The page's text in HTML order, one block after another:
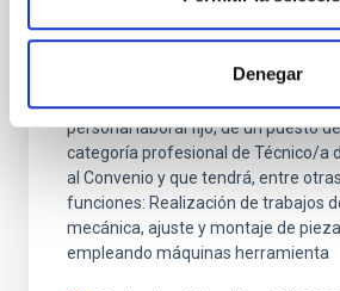
Denegar
Especialidad Mecánica- Fijo
Se convoca proceso selectivo para
personal laboral fijo, de un puesto
categoría profesional de Técnico/a
al Convenio y que tendrá, entre
funciones: Realización de trabajos
mecánica, ajuste y montaje de
empleando máquinas herramienta